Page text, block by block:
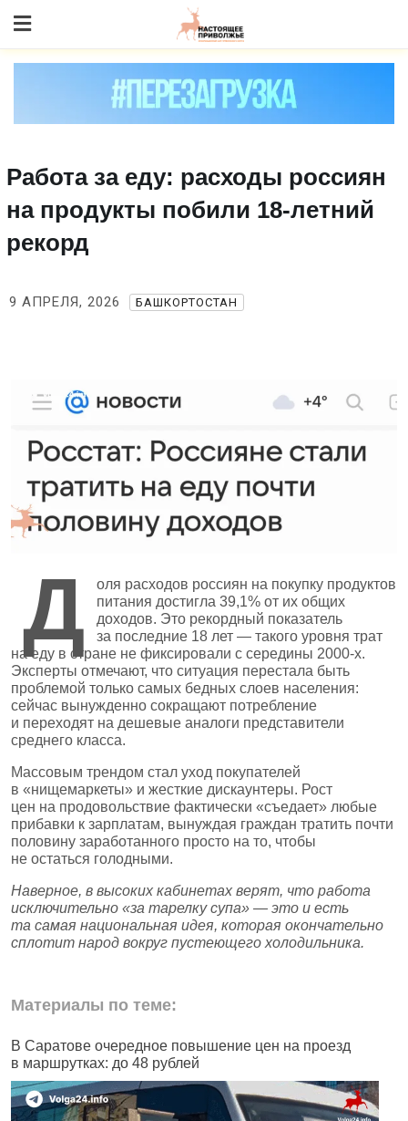
to content
Работа за еду: расходы россиян
на продукты побили 18‑летний
рекорд
9 АПРЕЛЯ, 2026 БАШКОРТОСТАН
Д
оля расходов россиян на покупку продуктов
питания достигла 39,1% от их общих
доходов. Это рекордный показатель
за последние 18 лет — такого уровня трат
на еду в стране не фиксировали с середины 2000‑х.
Эксперты отмечают, что ситуация перестала быть
проблемой только самых бедных слоев населения:
сейчас вынужденно сокращают потребление
и переходят на дешевые аналоги представители
среднего класса.
Массовым трендом стал уход покупателей
в «нищемаркеты» и жесткие дискаунтеры. Рост
цен на продовольствие фактически «съедает» любые
прибавки к зарплатам, вынуждая граждан тратить почти
половину заработанного просто на то, чтобы
не остаться голодными.
Наверное, в высоких кабинетах верят, что работа
исключительно «за тарелку супа» — это и есть
та самая национальная идея, которая окончательно
сплотит народ вокруг пустеющего холодильника.
Материалы по теме:
В Саратове очередное повышение цен на проезд
в маршрутках: до 48 рублей